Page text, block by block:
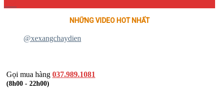
NHỮNG VIDEO HOT NHẤT
@xexangchaydien
Gọi mua hàng 037.989.1081
(8h00 - 22h00)